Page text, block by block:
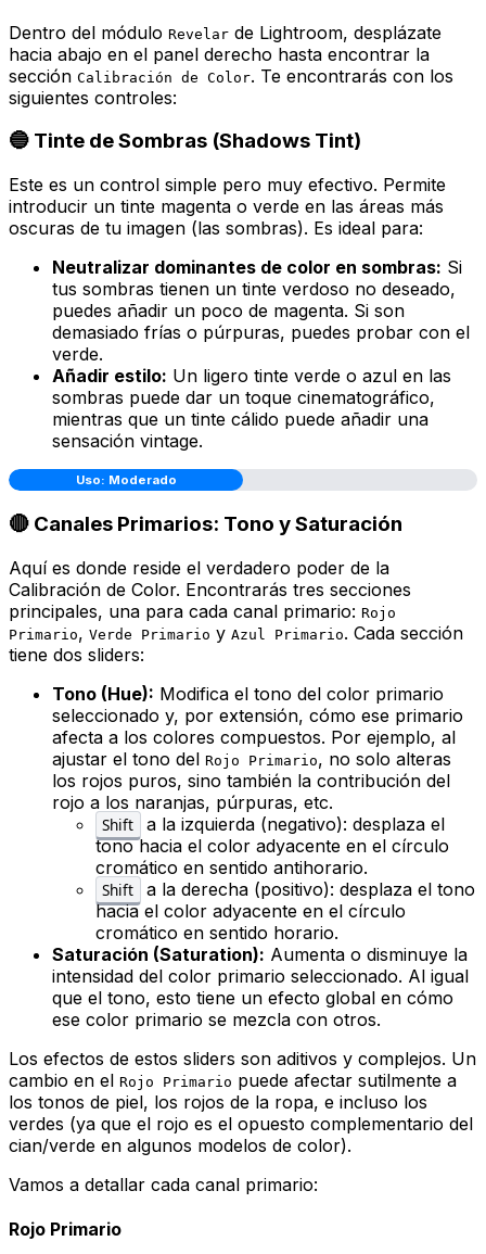
Dentro del módulo Revelar de Lightroom, desplázate
hacia abajo en el panel derecho hasta encontrar la
sección Calibración de Color. Te encontrarás con los
siguientes controles:
🔵 Tinte de Sombras (Shadows Tint)
Este es un control simple pero muy efectivo. Permite
introducir un tinte magenta o verde en las áreas más
oscuras de tu imagen (las sombras). Es ideal para:
Neutralizar dominantes de color en sombras: Si
tus sombras tienen un tinte verdoso no deseado,
puedes añadir un poco de magenta. Si son
demasiado frías o púrpuras, puedes probar con el
verde.
Añadir estilo: Un ligero tinte verde o azul en las
sombras puede dar un toque cinematográfico,
mientras que un tinte cálido puede añadir una
sensación vintage.
Uso: Moderado
🔴 Canales Primarios: Tono y Saturación
Aquí es donde reside el verdadero poder de la
Calibración de Color. Encontrarás tres secciones
principales, una para cada canal primario: Rojo
Primario, Verde Primario y Azul Primario. Cada sección
tiene dos sliders:
Tono (Hue): Modifica el tono del color primario
seleccionado y, por extensión, cómo ese primario
afecta a los colores compuestos. Por ejemplo, al
ajustar el tono del Rojo Primario, no solo alteras
los rojos puros, sino también la contribución del
rojo a los naranjas, púrpuras, etc.
Shift
a la izquierda (negativo): desplaza el
tono hacia el color adyacente en el círculo
cromático en sentido antihorario.
Shift
a la derecha (positivo): desplaza el tono
hacia el color adyacente en el círculo
cromático en sentido horario.
Saturación (Saturation): Aumenta o disminuye la
intensidad del color primario seleccionado. Al igual
que el tono, esto tiene un efecto global en cómo
ese color primario se mezcla con otros.
Los efectos de estos sliders son aditivos y complejos. Un
cambio en el Rojo Primario puede afectar sutilmente a
los tonos de piel, los rojos de la ropa, e incluso los
verdes (ya que el rojo es el opuesto complementario del
cian/verde en algunos modelos de color).
Vamos a detallar cada canal primario:
Rojo Primario